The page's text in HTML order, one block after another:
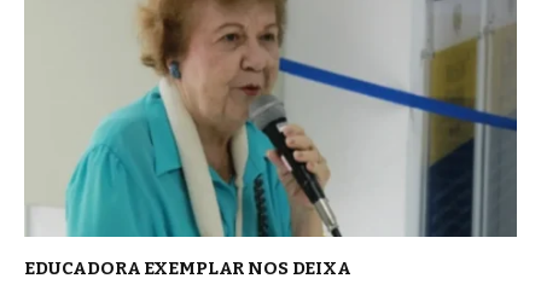
EDUCADORA EXEMPLAR NOS DEIXA